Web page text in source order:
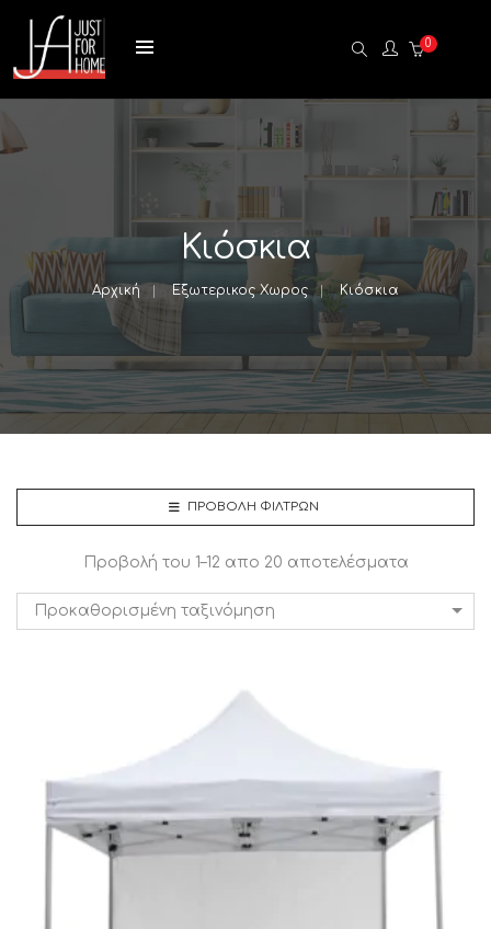
0
Κιόσκια
Αρχική Εξωτερικος Χωρος Κιόσκια
ΠΡΟΒΟΛΉ ΦΊΛΤΡΩΝ
Προβολή του 1–12 απο 20 αποτελέσματα
Προκαθορισμένη ταξινόμηση